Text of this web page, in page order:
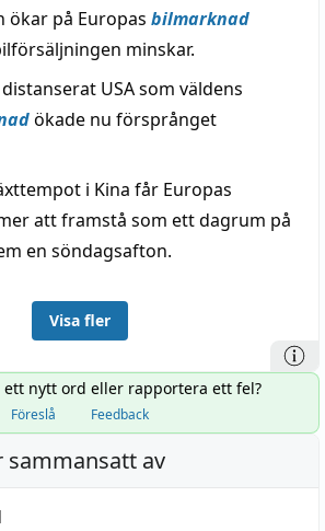
ökar på Europas bilmarknad
minskar.
USA som väldens
ökade nu försprånget
i Kina får Europas
att framstå som ett dagrum på
en söndagsafton.
Visa fler
ett nytt ord eller rapportera ett fel?
Föreslå Feedback
sammansatt av